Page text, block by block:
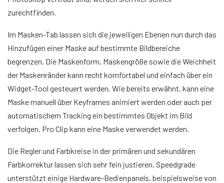
zurechtfinden.
Im Masken-Tab lassen sich die jeweiligen Ebenen nun durch das
Hinzufügen einer Maske auf bestimmte Bildbereiche
begrenzen. Die Maskenform, Maskengröße sowie die Weichheit
der Maskenränder kann recht komfortabel und einfach über ein
Widget-Tool gesteuert werden. Wie bereits erwähnt, kann eine
Maske manuell über Keyframes animiert werden oder auch per
automatischem Tracking ein bestimmtes Objekt im Bild
verfolgen. Pro Clip kann eine Maske verwendet werden.
Die Regler und Farbkreise in der primären und sekundären
Farbkorrektur lassen sich sehr fein justieren. Speedgrade
unterstützt einige Hardware-Bedienpanels, beispielsweise von